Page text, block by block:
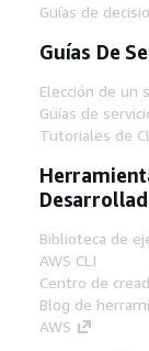
Guías de
Guías De
Elección de un
Guías de
Tutoriales de
Biblioteca de
AWS CLI
Centro de
Blog de
AWS